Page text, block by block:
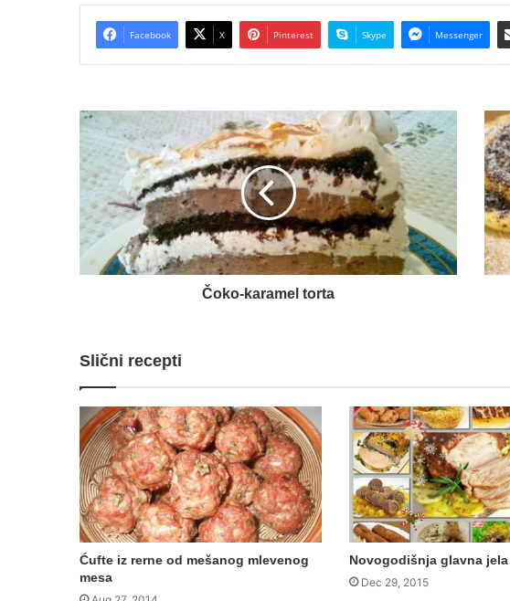
Facebook X Pinterest Skype Messenger
Čoko-
karamel
torta
Čoko-karamel torta
sa
Slični recepti
Ćufte iz rerne od mešanog mlevenog
mesa
Novogodišnja glavna jela
Dec 29, 2015